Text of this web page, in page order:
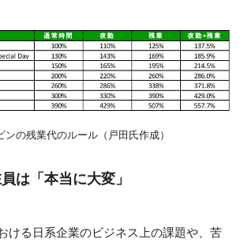
ンの残業代のルール（戸田氏作成）
は「本当に大変」
る日系企業のビジネス上の課題や、苦